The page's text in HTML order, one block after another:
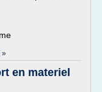
»
en materiel